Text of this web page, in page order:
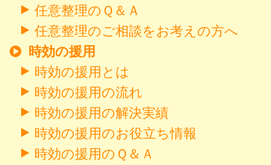
任意整理のＱ＆Ａ
任意整理のご相談をお考えの方へ
時効の援用
時効の援用とは
時効の援用の流れ
時効の援用の解決実績
時効の援用のお役立ち情報
時効の援用のＱ＆Ａ